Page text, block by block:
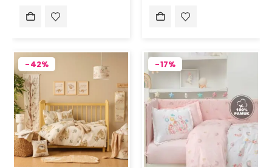
-42% -17%